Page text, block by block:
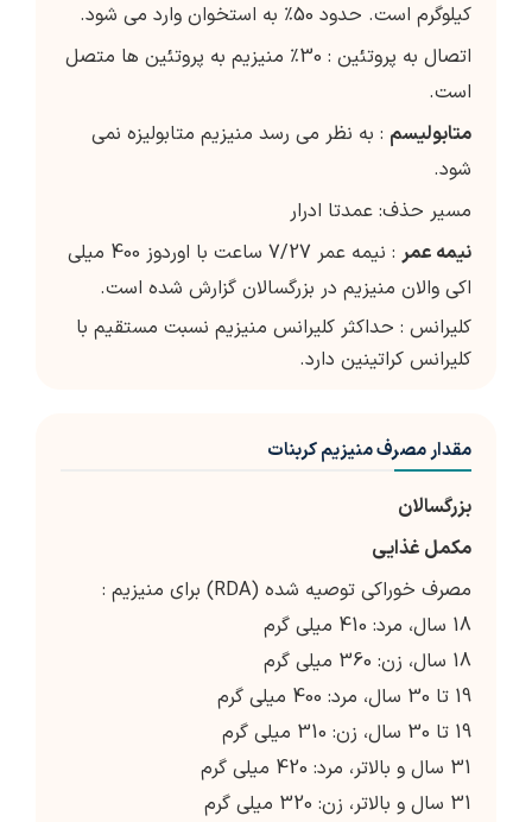
کیلوگرم است. حدود 50٪ به استخوان وارد می شود.
اتصال به پروتئین : 30٪ منیزیم به پروتئین ها متصل
است.
متابولیسم : به نظر می رسد منیزیم متابولیزه نمی
شود.
مسیر حذف: عمدتا ادرار
نیمه عمر
: نیمه عمر 7/27 ساعت با اوردوز 400 میلی
اکی والان منیزیم در بزرگسالان گزارش شده است.
کلیرانس : حداکثر کلیرانس منیزیم نسبت مستقیم با
کلیرانس کراتینین دارد.
مقدار مصرف منیزیم کربنات
بزرگسالان
مکمل غذایی
مصرف خوراکی توصیه شده (RDA) برای منیزیم :
18 سال، مرد: 410 میلی گرم
18 سال، زن: 360 میلی گرم
19 تا 30 سال، مرد: 400 میلی گرم
19 تا 30 سال، زن: 310 میلی گرم
31 سال و بالاتر، مرد: 420 میلی گرم
31 سال و بالاتر، زن: 320 میلی گرم